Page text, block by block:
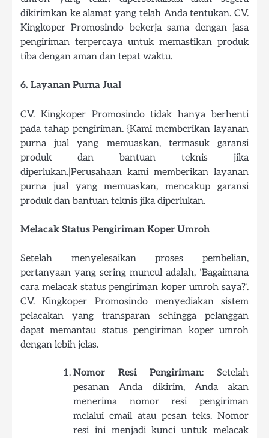
dikirimkan ke alamat yang telah Anda tentukan. CV.
Kingkoper Promosindo bekerja sama dengan jasa
pengiriman terpercaya untuk memastikan produk
tiba dengan aman dan tepat waktu.
6. Layanan Purna Jual
CV. Kingkoper Promosindo tidak hanya berhenti
pada tahap pengiriman. {Kami memberikan layanan
purna jual yang memuaskan, termasuk garansi
produk dan bantuan teknis jika
diperlukan.|Perusahaan kami memberikan layanan
purna jual yang memuaskan, mencakup garansi
produk dan bantuan teknis jika diperlukan.
Melacak Status Pengiriman Koper Umroh
Setelah menyelesaikan proses pembelian,
pertanyaan yang sering muncul adalah, ‘Bagaimana
cara melacak status pengiriman koper umroh saya?’.
CV. Kingkoper Promosindo menyediakan sistem
pelacakan yang transparan sehingga pelanggan
dapat memantau status pengiriman koper umroh
dengan lebih jelas.
Nomor Resi Pengiriman: Setelah
pesanan Anda dikirim, Anda akan
menerima nomor resi pengiriman
melalui email atau pesan teks. Nomor
resi ini menjadi kunci untuk melacak